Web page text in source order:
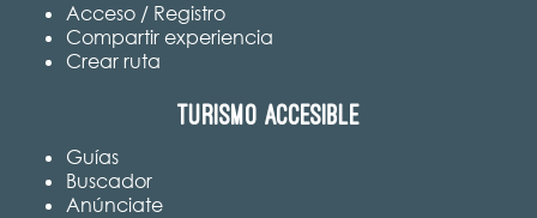
Acceso / Registro
Compartir experiencia
Crear ruta
Turismo accesible
Guías
Buscador
Anúnciate